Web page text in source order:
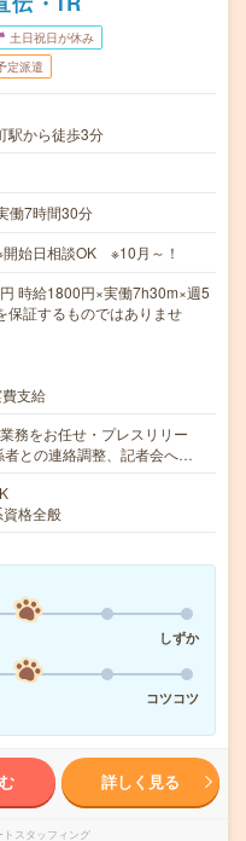
土日祝日が休み
定派遣
駅から徒歩3分
働7時間30分
始日相談OK ※10月～！
時給1800円×実働7h30m×週5
証するものではありませ
支給
務をお任せ・プレスリリー
との連絡調整、記者会へ…
格全般
しずか
コツコツ
詳しく見る
スタッフィング